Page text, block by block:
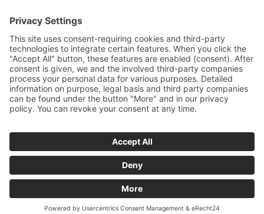
Redakce bbkult.net
Centrum Bavaria Bohemia (CeBB)
Dr. Veronika Hofinger
Freyung 1, 92539 Schönsee
Tel.:+49 (0)9674 / 92 48 78
veronika.hofinger@cebb.de
bbkult.net
Ochrana osobních údajů